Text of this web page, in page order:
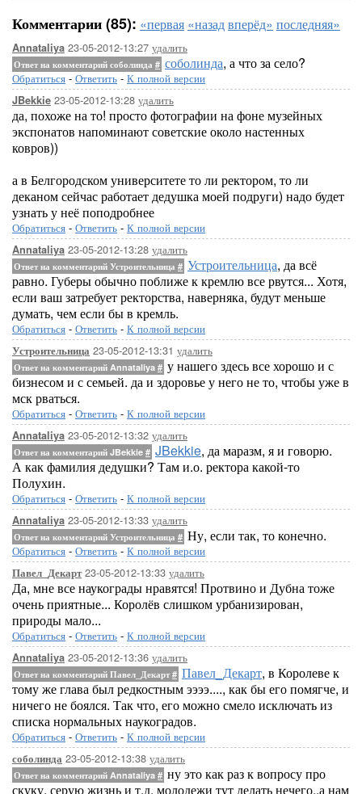
Комментарии (85): «первая «назадвперёд» последняя»
Annataliya 23-05-2012-13:27 удалить
Ответ на комментарий соболинда # соболинда, а что за село?
Обратиться - Ответить - К полной версии
JBekkie 23-05-2012-13:28 удалить
да, похоже на то! просто фотографии на фоне музейных
экспонатов напоминают советские около настенных
ковров))
а в Белгородском университете то ли ректором, то ли
деканом сейчас работает дедушка моей подруги) надо будет
узнать у неё поподробнее
Обратиться - Ответить - К полной версии
Annataliya 23-05-2012-13:28 удалить
Ответ на комментарий Устроительница # Устроительница, да всё
равно. Губеры обычно поближе к кремлю все рвутся... Хотя,
если ваш затребует ректорства, наверняка, будут меньше
думать, чем если бы в кремль.
Обратиться - Ответить - К полной версии
Устроительница 23-05-2012-13:31 удалить
Ответ на комментарий Annataliya # у нашего здесь все хорошо и с
бизнесом и с семьей. да и здоровье у него не то, чтобы уже в
мск рваться.
Обратиться - Ответить - К полной версии
Annataliya 23-05-2012-13:32 удалить
Ответ на комментарий JBekkie # JBekkie, да маразм, я и говорю.
А как фамилия дедушки? Там и.о. ректора какой-то
Полухин.
Обратиться - Ответить - К полной версии
Annataliya 23-05-2012-13:33 удалить
Ответ на комментарий Устроительница # Ну, если так, то конечно.
Обратиться - Ответить - К полной версии
Павел_Декарт23-05-2012-13:33 удалить
Да, мне все наукограды нравятся! Протвино и Дубна тоже
очень приятные... Королёв слишком урбанизирован,
природы мало...
Обратиться - Ответить - К полной версии
Annataliya 23-05-2012-13:36 удалить
Ответ на комментарий Павел_Декарт# Павел_Декарт, в Королеве к
тому же глава был редкостным ээээ...., как бы его помягче, и
ничего не боялся. Так что, его можно смело исключать из
списка нормальных наукоградов.
Обратиться - Ответить - К полной версии
соболинда 23-05-2012-13:38 удалить
Ответ на комментарий Annataliya # ну это как раз к вопросу про
скуку, серую жизнь и т.д. молодежи тут делать нечего..а нам